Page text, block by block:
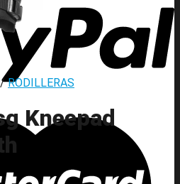
/ RODILLERAS
Kneepad